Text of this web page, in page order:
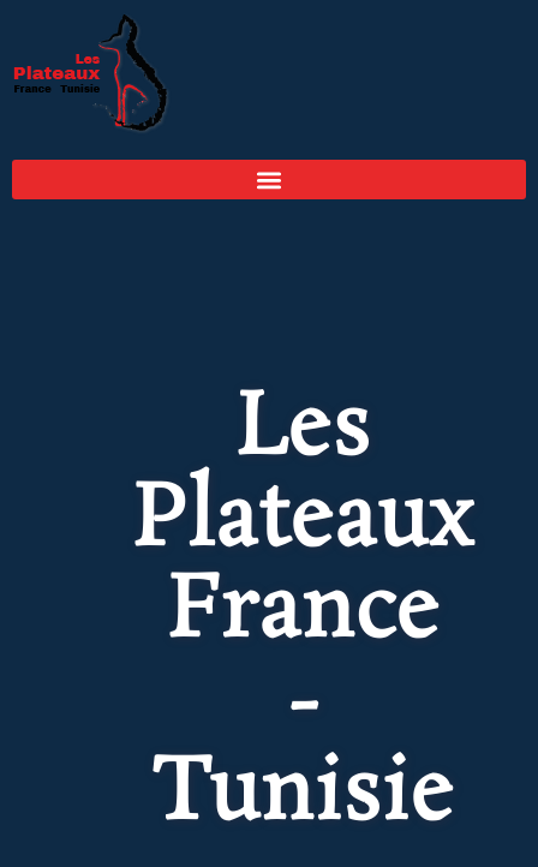
Les
Plateaux
France
-
Tunisie